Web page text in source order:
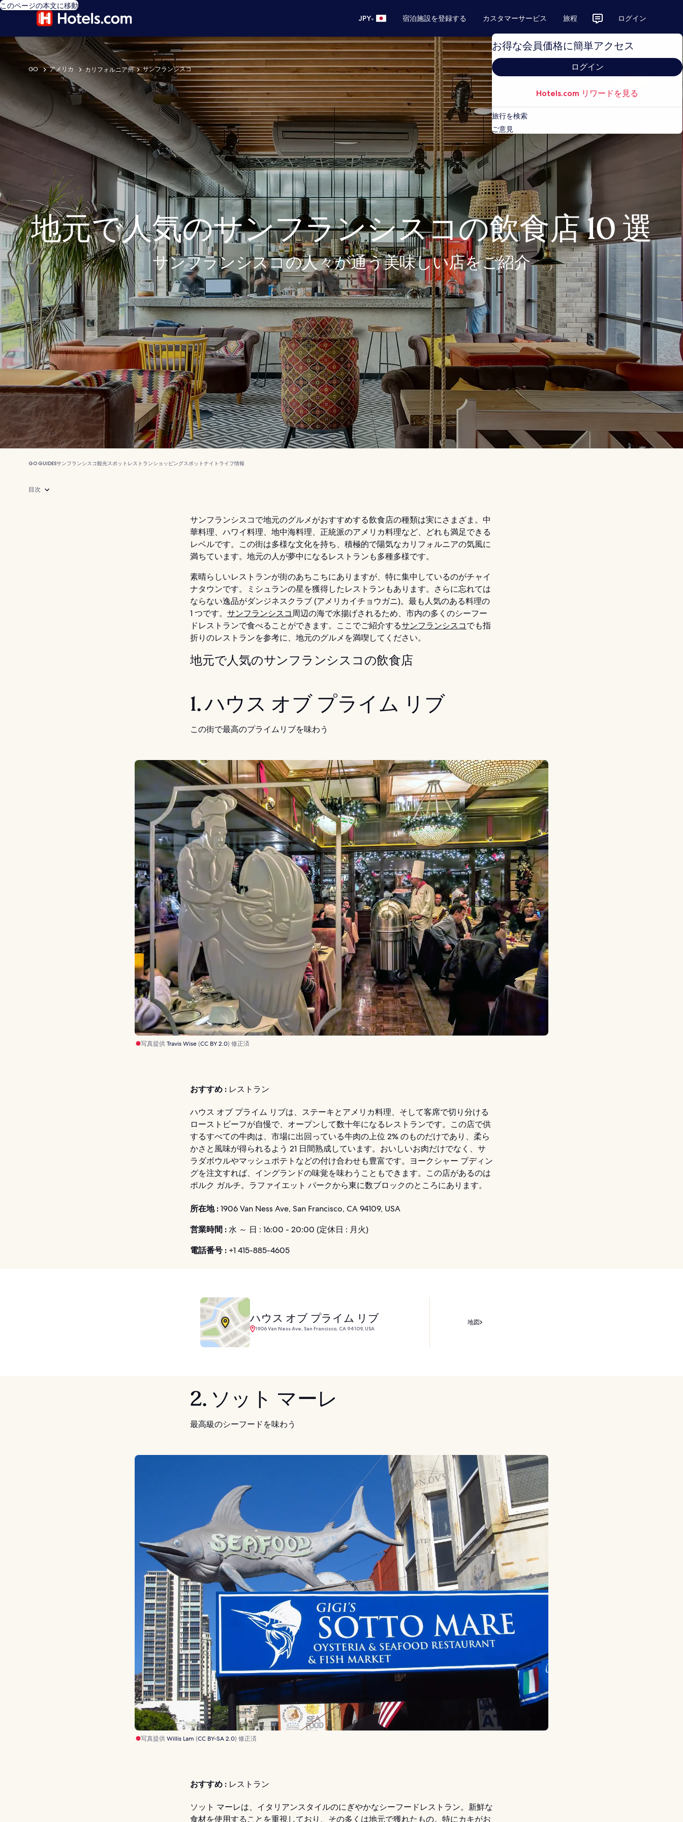
このページの本文に移動
JPY• 宿泊施設を登録する カスタマーサービス 旅程 ログイン
お得な会員価格に簡単アクセス
ログイン
Hotels.com リワードを見る
旅行を検索
ご意見
GO アメリカ カリフォルニア州 サンフランシスコ
地元で人気のサンフランシスコの飲食店 10 選
サンフランシスコの人々が通う美味しい店をご紹介
GO GUIDESサンフランシスコ観光スポット レストランショッピングスポットナイトライフ情報
目次
サンフランシスコで地元のグルメがおすすめする飲食店の種類は実にさまざま。中
華料理、ハワイ料理、地中海料理、正統派のアメリカ料理など、どれも満足できる
レベルです。この街は多様な文化を持ち、積極的で陽気なカリフォルニアの気風に
満ちています。地元の人が夢中になるレストランも多種多様です。
素晴らしいレストランが街のあちこちにありますが、特に集中しているのがチャイ
ナタウンです。ミシュランの星を獲得したレストランもあります。さらに忘れては
ならない逸品がダンジネスクラブ (アメリカイチョウガニ)。最も人気のある料理の
1 つです。 サンフランシスコ周辺の海で水揚げされるため、市内の多くのシーフー
ドレストランで食べることができます。ここでご紹介するサンフランシスコでも指
折りのレストランを参考に、地元のグルメを満喫してください。
地元で人気のサンフランシスコの飲食店
1. ハウス オブ プライム リブ
この街で最高のプライムリブを味わう
写真提供Travis Wise(CC BY 2.0) 修正済
おすすめ : レストラン
ハウス オブ プライム リブは、ステーキとアメリカ料理、そして客席で切り分ける
ローストビーフが自慢で、オープンして数十年になるレストランです。この店で供
するすべての牛肉は、市場に出回っている牛肉の上位 2% のものだけであり、柔ら
かさと風味が得られるよう 21 日間熟成しています。おいしいお肉だけでなく、サ
ラダボウルやマッシュポテトなどの付け合わせも豊富です。ヨークシャー プディン
グを注文すれば、イングランドの味覚を味わうこともできます。この店があるのは
ポルク ガルチ。ラファイエット パークから東に数ブロックのところにあります。
所在地 : 1906 Van Ness Ave, San Francisco, CA 94109, USA
営業時間 : 水 ～ 日 : 16:00 - 20:00 (定休日 : 月火)
電話番号 : +1 415-885-4605
ハウス オブ プライム リブ
1906 Van Ness Ave, San Francisco, CA 94109, USA
地図
2. ソット マーレ
最高級のシーフードを味わう
写真提供Willis Lam (CC BY-SA 2.0) 修正済
おすすめ : レストラン
ソット マーレは、イタリアンスタイルのにぎやかなシーフードレストラン。新鮮な
食材を使用することを重視しており、その多くは地元で獲れたもの。特にカキがお